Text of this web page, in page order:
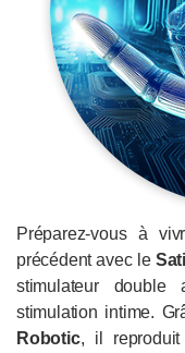
Préparez-vous à
précédent avec le
stimulateur double
stimulation intime.
Robotic, il reproduit